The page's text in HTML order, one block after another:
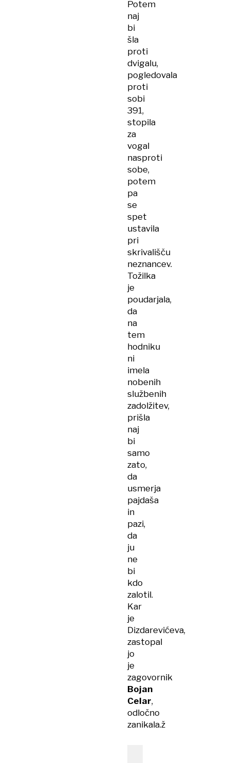
Potem
naj
bi
šla
proti
dvigalu,
pogledovala
proti
sobi
391,
stopila
za
vogal
nasproti
sobe,
potem
pa
se
spet
ustavila
pri
skrivališču
neznancev.
Tožilka
je
poudarjala,
da
na
tem
hodniku
ni
imela
nobenih
službenih
zadolžitev,
prišla
naj
bi
samo
zato,
da
usmerja
pajdaša
in
pazi,
da
ju
ne
bi
kdo
zalotil.
Kar
je
Dizdarevićeva,
zastopal
jo
je
zagovornik
Bojan
Celar,
odločno
zanikala.ž